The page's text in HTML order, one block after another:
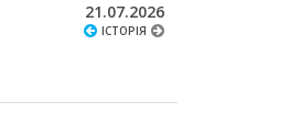
21.07.2026
ІСТОРІЯ